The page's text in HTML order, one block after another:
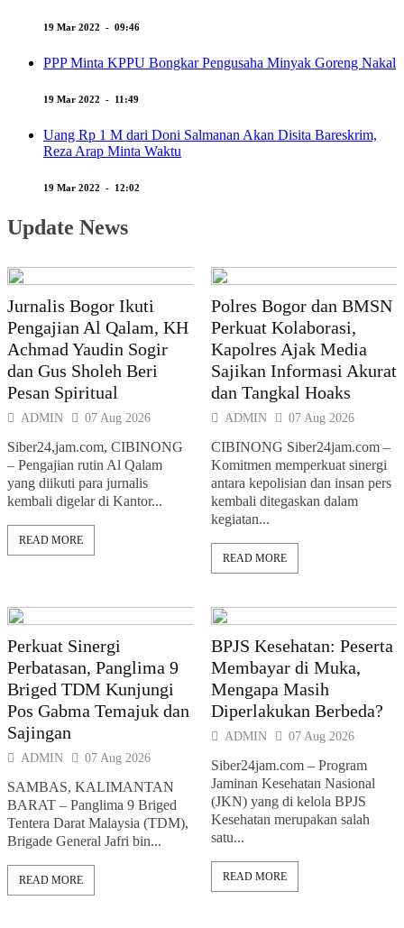
19 Mar 2022 - 09:46
PPP Minta KPPU Bongkar Pengusaha Minyak Goreng Nakal
19 Mar 2022 - 11:49
Uang Rp 1 M dari Doni Salmanan Akan Disita Bareskrim,
Reza Arap Minta Waktu
19 Mar 2022 - 12:02
Update News
Jurnalis Bogor Ikuti
Pengajian Al Qalam, KH
Achmad Yaudin Sogir
dan Gus Sholeh Beri
Pesan Spiritual
ADMIN 07 Aug 2026
Siber24,jam.com, CIBINONG
– Pengajian rutin Al Qalam
yang diikuti para jurnalis
kembali digelar di Kantor...
READ MORE
Polres Bogor dan BMSN
Perkuat Kolaborasi,
Kapolres Ajak Media
Sajikan Informasi Akurat
dan Tangkal Hoaks
ADMIN 07 Aug 2026
CIBINONG Siber24jam.com –
Komitmen memperkuat sinergi
antara kepolisian dan insan pers
kembali ditegaskan dalam
kegiatan...
READ MORE
Perkuat Sinergi
Perbatasan, Panglima 9
Briged TDM Kunjungi
Pos Gabma Temajuk dan
Sajingan
ADMIN 07 Aug 2026
SAMBAS, KALIMANTAN
BARAT – Panglima 9 Briged
Tentera Darat Malaysia (TDM),
Brigade General Jafri bin...
READ MORE
BPJS Kesehatan: Peserta
Membayar di Muka,
Mengapa Masih
Diperlakukan Berbeda?
ADMIN 07 Aug 2026
Siber24jam.com – Program
Jaminan Kesehatan Nasional
(JKN) yang di kelola BPJS
Kesehatan merupakan salah
satu...
READ MORE